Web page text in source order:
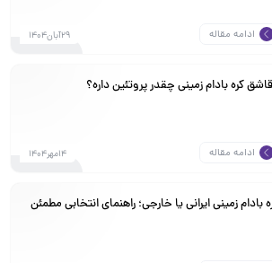
ادامه مقاله 29آبان1404
ادامه مقاله 14مهر1404
بادام زمینی ایرانی یا خارجی؛ راهنمای انتخابی مطمئن